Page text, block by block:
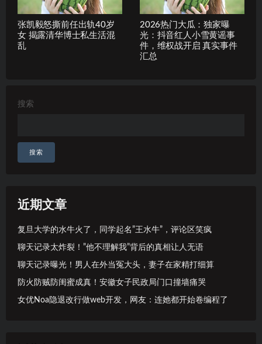
张凯毅怒撕前任出轨40岁
女 揭露清华博士私生活混
乱
2026热门大瓜：独家曝
光：抖音红人小雪黄谣事
件，维权战开启 真实事件
汇总
搜索
搜索
近期文章
复旦大学的水牛火了，同学起名”王水牛”，评论区笑疯
聊天记录太炸裂！”他不理解我”背后的真相让人无语
聊天记录曝光！男人在外当冤大头，妻子在家精打细算
防火防贼防闺蜜成真！安徽女子民政局门口撞墙痛哭
女优Noa隐退改行做web开发，网友：连她都开始卷编程了